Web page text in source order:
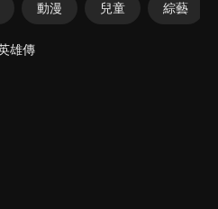
動漫 兒童 綜藝